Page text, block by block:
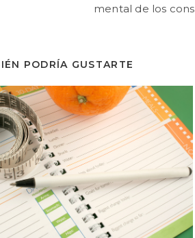
mental de los
PODRÍA GUSTARTE